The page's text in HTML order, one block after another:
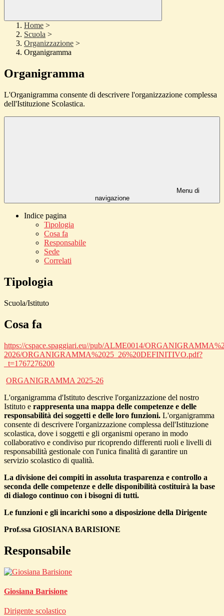
Home >
Scuola >
Organizzazione >
Organigramma
Organigramma
L'Organigramma consente di descrivere l'organizzazione complessa
dell'Istituzione Scolastica.
Menu di
navigazione
Indice pagina
Tipologia
Cosa fa
Responsabile
Sede
Correlati
Tipologia
Scuola/Istituto
Cosa fa
https://cspace.spaggiari.eu//pub/ALME0014/
2026/ORGANIGRAMMA%2025_26%20DEFINITIVO.pdf?
_t=1767276200
ORGANIGRAMMA 2025-26
L'organigramma d'Istituto descrive l'organizzazione del nostro
Istituto e rappresenta una mappa delle competenze e delle
responsabilità dei soggetti e delle loro funzioni. L'organigramma
consente di descrivere l'organizzazione complessa dell'Istituzione
scolastica, dove i soggetti e gli organismi operano in modo
collaborativo e condiviso pur ricoprendo differenti ruoli e livelli di
responsabilità gestionale con l'unica finalità di garantire un
servizio scolastico di qualità.
La divisione dei compiti in assoluta trasparenza e controllo a
seconda delle competenze e delle disponibilità costituirà la base
di dialogo continuo con i bisogni di tutti.
Le funzioni e gli incarichi sono a disposizione della Dirigente
Prof.ssa GIOSIANA BARISIONE
Responsabile
Giosiana Barisione
Dirigente scolastico